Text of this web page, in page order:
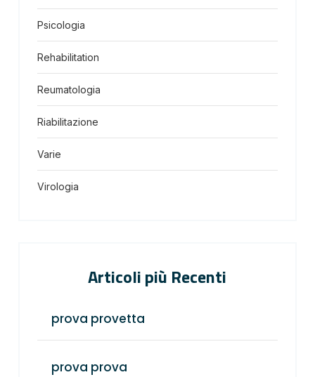
Psicologia
Rehabilitation
Reumatologia
Riabilitazione
Varie
Virologia
Articoli più Recenti
prova provetta
prova prova